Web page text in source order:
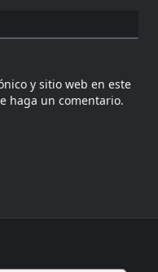
y sitio web en este
haga un comentario.